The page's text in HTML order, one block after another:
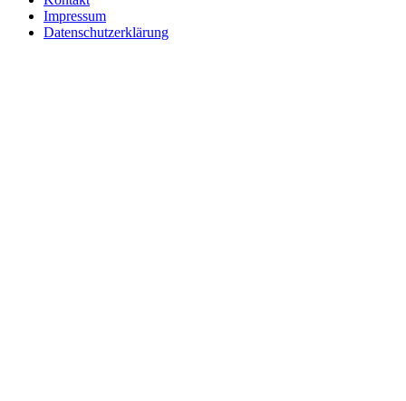
Impressum
Datenschutzerklärung